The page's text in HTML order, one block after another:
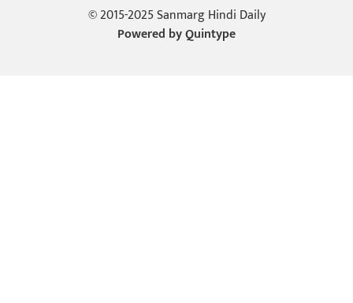
© 2015-2025 Sanmarg Hindi Daily
Powered byQuintype